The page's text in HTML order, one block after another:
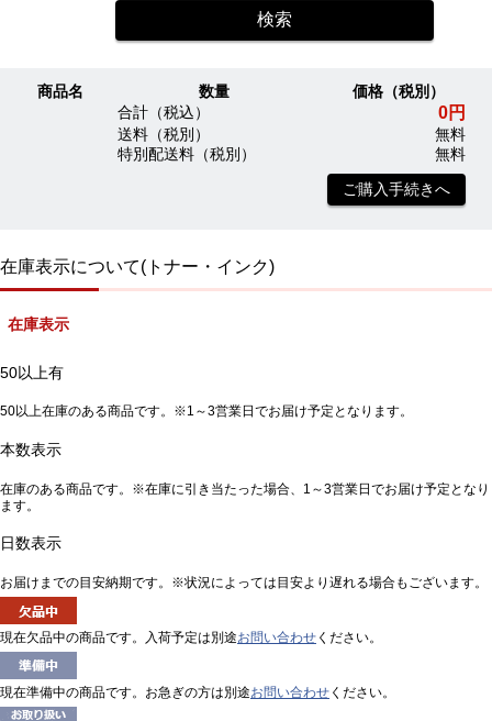
商品名 数量
価格（税別）
合計（税込）
0円
送料（税別）
無料
特別配送料（税別）
無料
ご購入手続きへ
在庫表示について(トナー・インク)
在庫表示
50以上有
50以上在庫のある商品です。※1～3営業日でお届け予定となります。
本数表示
在庫のある商品です。※在庫に引き当たった場合、1～3営業日でお届け予定となり
ます。
日数表示
お届けまでの目安納期です。※状況によっては目安より遅れる場合もございます。
現在欠品中の商品です。入荷予定は別途お問い合わせ ください。
現在準備中の商品です。お急ぎの方は別途お問い合わせ ください。